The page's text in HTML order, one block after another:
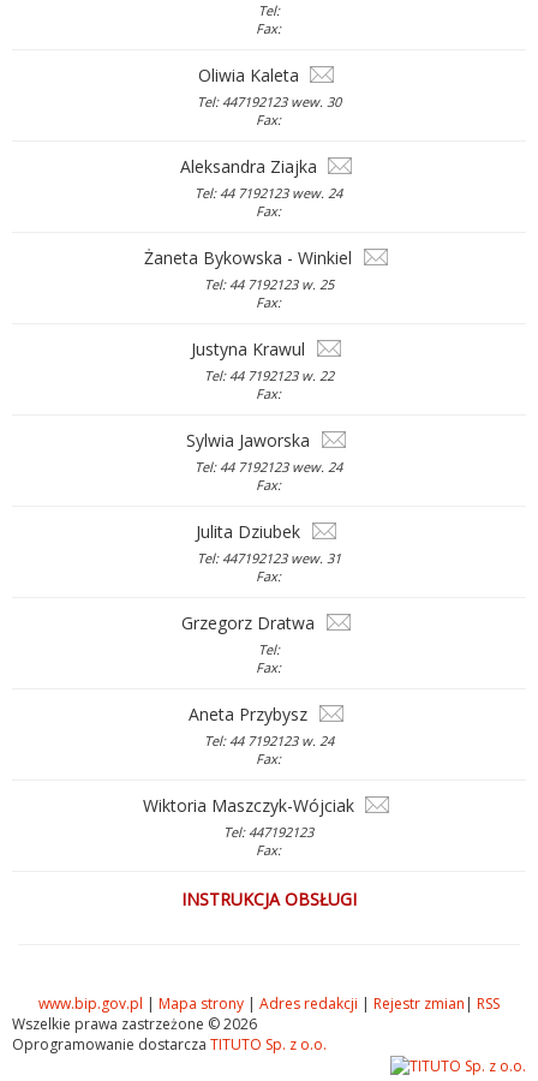
Tel:
Fax:
Oliwia Kaleta
Tel: 447192123 wew. 30
Fax:
Aleksandra Ziajka
Tel: 44 7192123 wew. 24
Fax:
Żaneta Bykowska - Winkiel
Tel: 44 7192123 w. 25
Fax:
Justyna Krawul
Tel: 44 7192123 w. 22
Fax:
Sylwia Jaworska
Tel: 44 7192123 wew. 24
Fax:
Julita Dziubek
Tel: 447192123 wew. 31
Fax:
Grzegorz Dratwa
Tel:
Fax:
Aneta Przybysz
Tel: 44 7192123 w. 24
Fax:
Wiktoria Maszczyk-Wójciak
Tel: 447192123
Fax:
INSTRUKCJA OBSŁUGI
www.bip.gov.pl | Mapa strony | Adres redakcji | Rejestr zmian | RSS
Wszelkie prawa zastrzeżone © 2026
Oprogramowanie dostarcza TITUTO Sp. z o.o.